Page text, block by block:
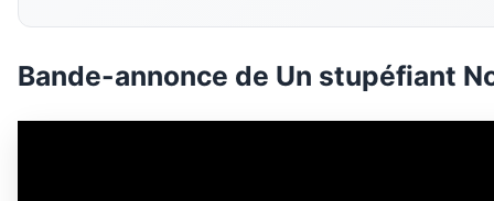
Bande-annonce de Un stupéfiant